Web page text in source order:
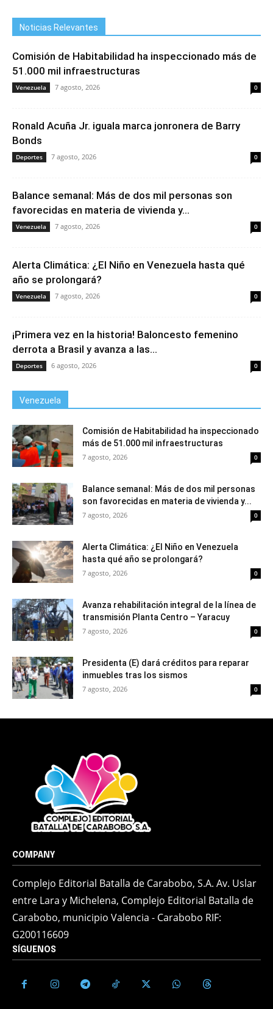
Noticias Relevantes
Comisión de Habitabilidad ha inspeccionado más de
51.000 mil infraestructuras
Venezuela 7 agosto, 2026 0
Ronald Acuña Jr. iguala marca jonronera de Barry
Bonds
Deportes 7 agosto, 2026 0
Balance semanal: Más de dos mil personas son
favorecidas en materia de vivienda y...
Venezuela 7 agosto, 2026 0
Alerta Climática: ¿El Niño en Venezuela hasta qué
año se prolongará?
Venezuela 7 agosto, 2026 0
¡Primera vez en la historia! Baloncesto femenino
derrota a Brasil y avanza a las...
Deportes 6 agosto, 2026 0
Venezuela
Comisión de Habitabilidad ha inspeccionado
más de 51.000 mil infraestructuras
7 agosto, 2026 0
Balance semanal: Más de dos mil personas
son favorecidas en materia de vivienda y...
7 agosto, 2026 0
Alerta Climática: ¿El Niño en Venezuela
hasta qué año se prolongará?
7 agosto, 2026 0
Avanza rehabilitación integral de la línea de
transmisión Planta Centro – Yaracuy
7 agosto, 2026 0
Presidenta (E) dará créditos para reparar
inmuebles tras los sismos
7 agosto, 2026 0
COMPANY
Complejo Editorial Batalla de Carabobo, S.A. Av. Uslar
entre Lara y Michelena, Complejo Editorial Batalla de
Carabobo, municipio Valencia - Carabobo RIF:
G200116609
SÍGUENOS